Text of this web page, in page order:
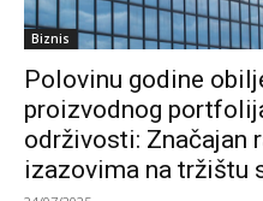
Biznis
Polovinu godine
proizvodnog
održivosti: Značajan
izazovima na tržištu